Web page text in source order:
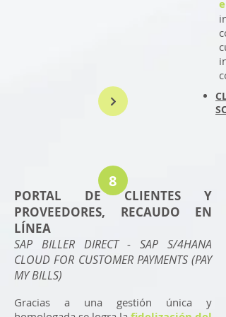
8
PORTAL DE CLIENTES Y
PROVEEDORES, RECAUDO EN
LÍNEA
SAP BILLER DIRECT - SAP S/4HANA
CLOUD FOR CUSTOMER PAYMENTS (PAY
MY BILLS)
Gracias a una gestión única y